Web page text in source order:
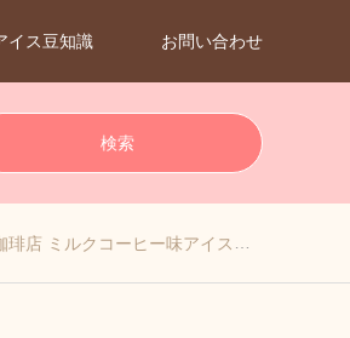
イス豆知識 お問い合わせ
店 ミルクコーヒー味アイスバー